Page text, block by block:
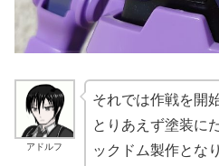
アドルフ
それでは作戦を開
とりあえず塗装に
ックドム製作とな